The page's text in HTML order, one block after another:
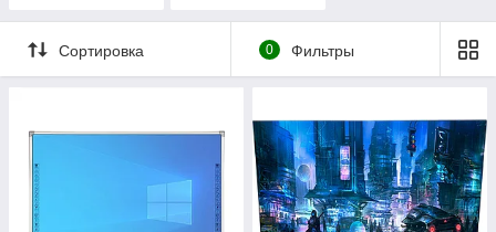
Сортировка 0 Фильтры